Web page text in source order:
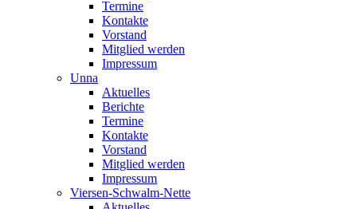
Termine
Kontakte
Vorstand
Mitglied werden
Impressum
Unna
Aktuelles
Berichte
Termine
Kontakte
Vorstand
Mitglied werden
Impressum
Viersen-Schwalm-Nette